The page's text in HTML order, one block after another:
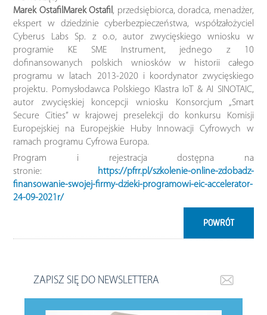
Marek OstafilMarek Ostafil , przedsiębiorca, doradca, menadżer,
ekspert w dziedzinie cyberbezpieczeństwa, współzałożyciel
Cyberus Labs Sp. z o.o, autor zwycięskiego wniosku w
programie KE SME Instrument, jednego z 10
dofinansowanych polskich wniosków w historii całego
programu w latach 2013-2020 i koordynator zwycięskiego
projektu. Pomysłodawca Polskiego Klastra IoT & AI SINOTAIC,
autor zwycięskiej koncepcji wniosku Konsorcjum „Smart
Secure Cities” w krajowej preselekcji do konkursu Komisji
Europejskiej na Europejskie Huby Innowacji Cyfrowych w
ramach programu Cyfrowa Europa.
Program i rejestracja dostępna na
stronie:
https://pfrr.pl/szkolenie-online-zdobadz-
finansowanie-swojej-firmy-dzieki-programowi-eic-accelerator-
24-09-2021r/
POWRÓT
ZAPISZ SIĘ DO NEWSLETTERA